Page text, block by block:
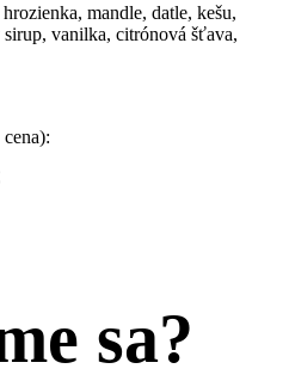
mandle, datle, kešu,
vanilka, citrónová šťava,
sa?